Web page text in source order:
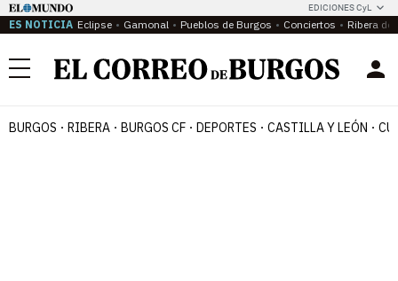
EDICIONES CyL
ES NOTICIA Eclipse Gamonal Pueblos de Burgos Conciertos Ribera del
Menú
BURGOS RIBERA BURGOS CF DEPORTES CASTILLA Y LEÓN